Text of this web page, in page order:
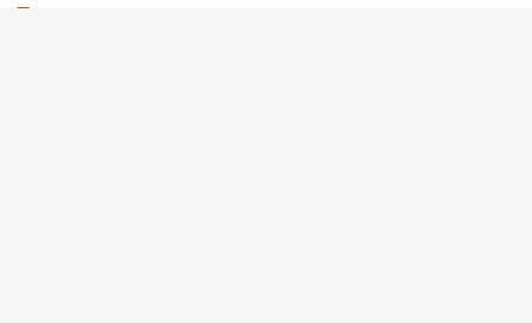
Безглютеновое рождественское печенье